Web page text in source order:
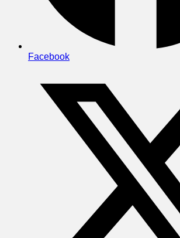
Facebook